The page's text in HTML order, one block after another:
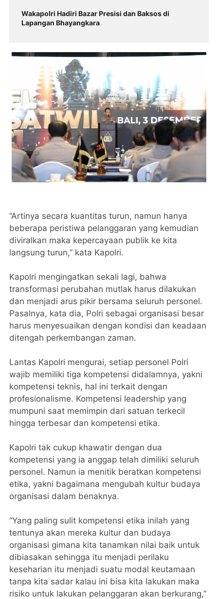
Wakapolri Hadiri Bazar Presisi dan Baksos di
Lapangan Bhayangkara
“Artinya secara kuantitas turun, namun hanya
beberapa peristiwa pelanggaran yang kemudian
diviralkan maka kepercayaan publik ke kita
langsung turun,” kata Kapolri.
Kapolri mengingatkan sekali lagi, bahwa
transformasi perubahan mutlak harus dilakukan
dan menjadi arus pikir bersama seluruh personel.
Pasalnya, kata dia, Polri sebagai organisasi besar
harus menyesuaikan dengan kondisi dan keadaan
ditengah perkembangan zaman.
Lantas Kapolri mengurai, setiap personel Polri
wajib memiliki tiga kompetensi didalamnya, yakni
kompetensi teknis, hal ini terkait dengan
profesionalisme. Kompetensi leadership yang
mumpuni saat memimpin dari satuan terkecil
hingga terbesar dan kompetensi etika.
Kapolri tak cukup khawatir dengan dua
kompetensi yang ia anggap telah dimiliki seluruh
personel. Namun ia menitik beratkan kompetensi
etika, yakni bagaimana mengubah kultur budaya
organisasi dalam benaknya.
“Yang paling sulit kompetensi etika inilah yang
tentunya akan mereka kultur dan budaya
organisasi gimana kita tanamkan nilai baik untuk
dibiasakan sehingga itu menjadi perilaku
keseharian itu menjadi suatu modal keutamaan
tanpa kita sadar kalau ini bisa kita lakukan maka
risiko untuk lakukan pelanggaran akan berkurang,”